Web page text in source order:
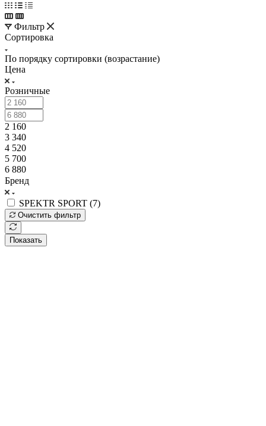
Фильтр
Сортировка
По порядку сортировки (возрастание)
Цена
Розничные
2 160
3 340
4 520
5 700
6 880
Бренд
SPEKTR SPORT (7)
Очистить фильтр
Показать